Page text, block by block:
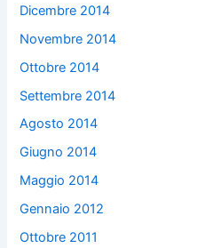
Dicembre 2014
Novembre 2014
Ottobre 2014
Settembre 2014
Agosto 2014
Giugno 2014
Maggio 2014
Gennaio 2012
Ottobre 2011